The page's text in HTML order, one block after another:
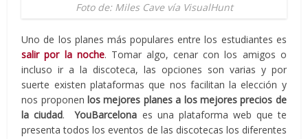
Foto de: Miles Cave vía VisualHunt
Uno de los planes más populares entre los estudiantes es
salir por la noche. Tomar algo, cenar con los amigos o
incluso ir a la discoteca, las opciones son varias y por
suerte existen plataformas que nos facilitan la elección y
nos proponen los mejores planes a los mejores precios de
la ciudad.YouBarcelona es una plataforma web que te
presenta todos los eventos de las discotecas los diferentes